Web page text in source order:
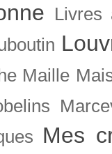
Livres
Maille
Mes